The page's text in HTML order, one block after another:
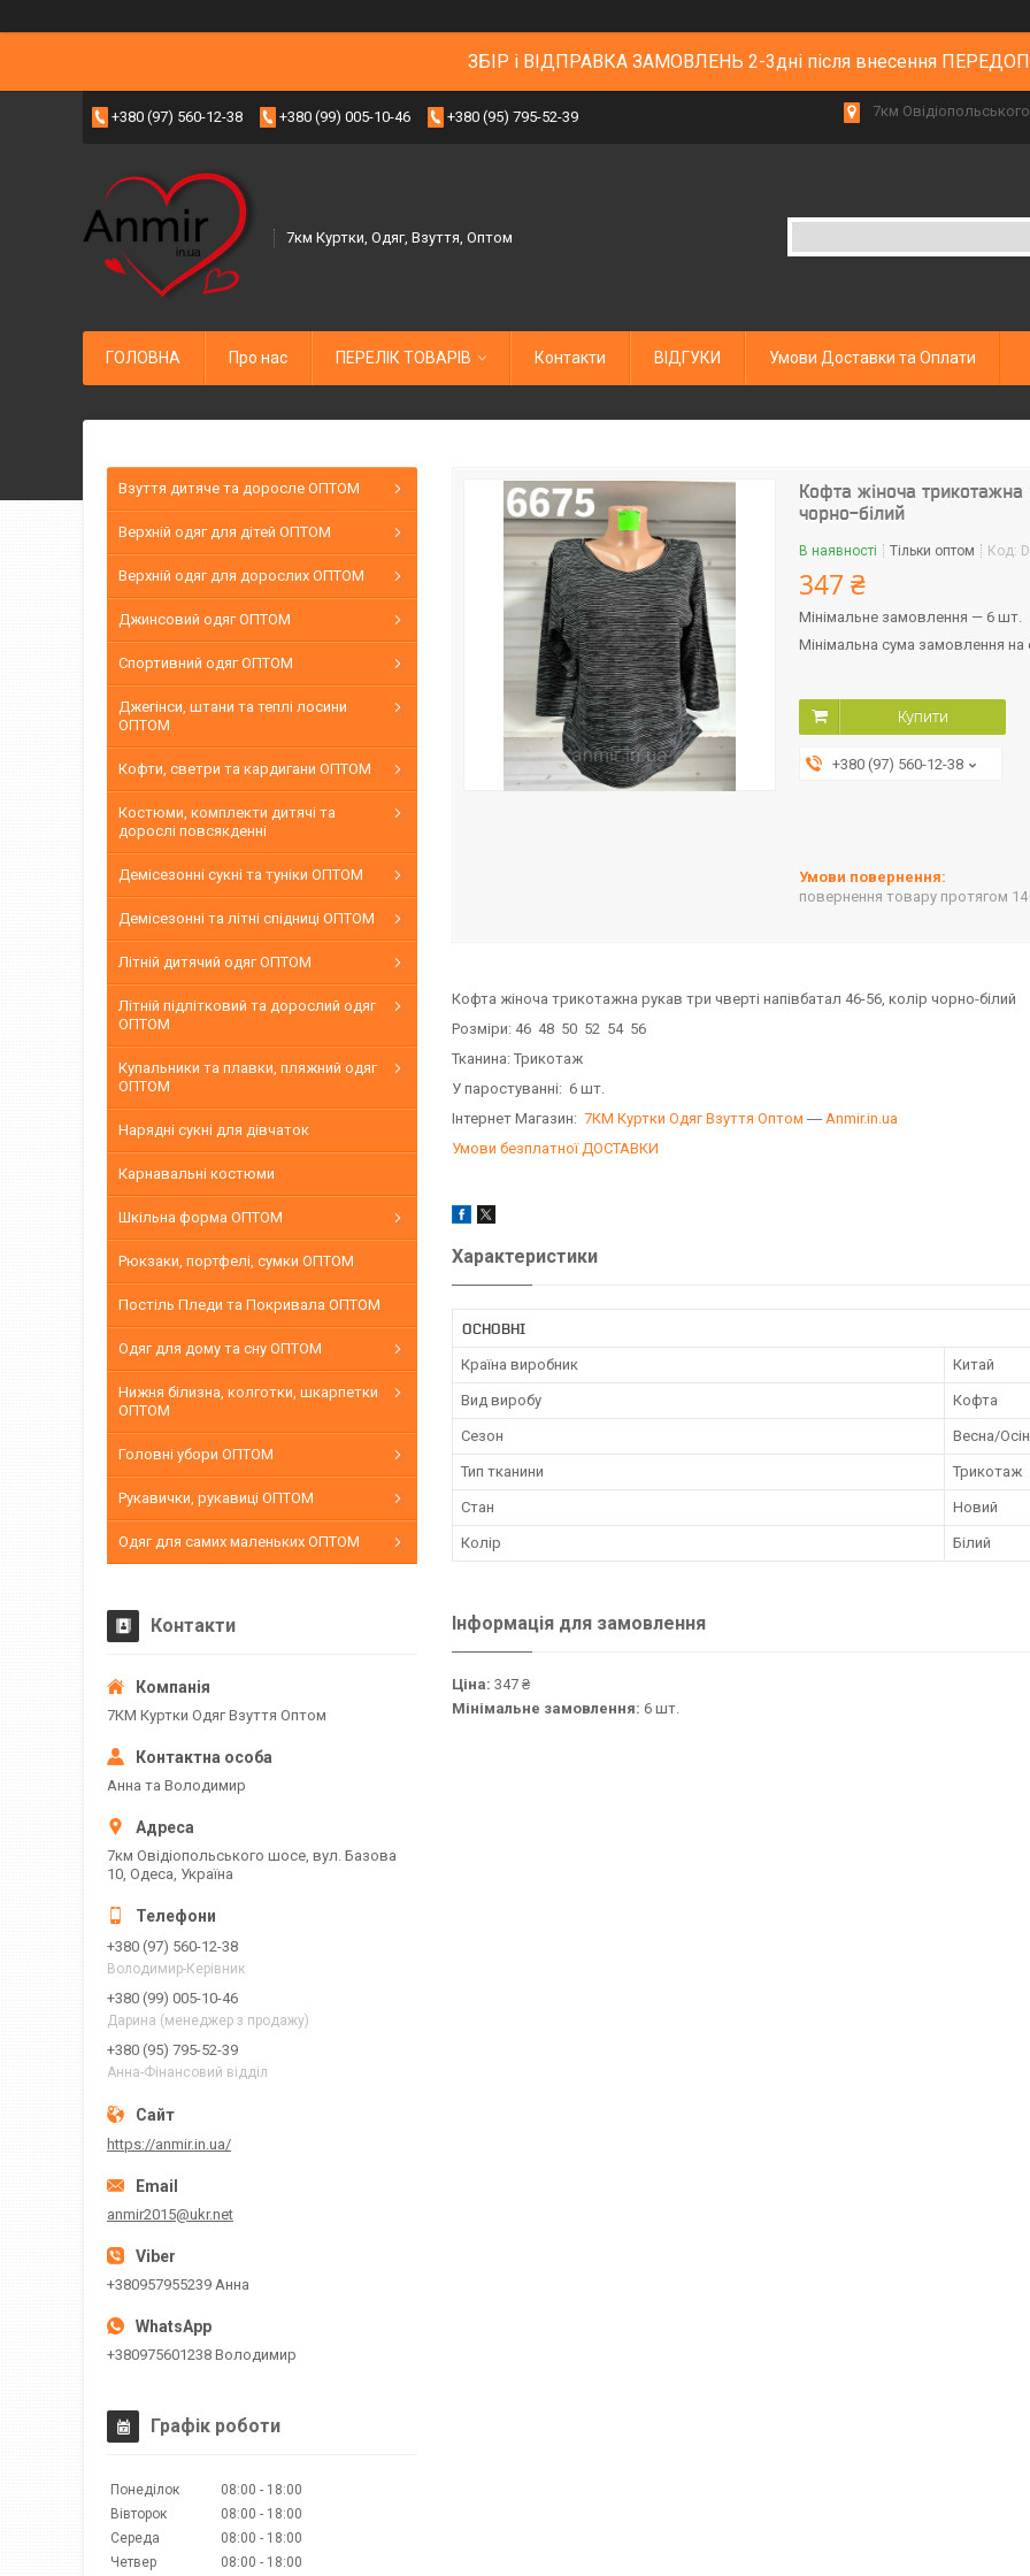
ЗБІР і ВІДПРАВКА ЗАМОВЛЕНЬ 2-3дні після внесення
+380 (97) 560-12-38 +380 (99) 005-10-46 +380 (95) 795-52-39 7км
7км Куртки, Одяг, Взуття, Оптом
ГОЛОВНА Про нас ПЕРЕЛІК ТОВАРІВ Контакти ВІДГУКИ Умови Доставки та Оплати
Кофта жіноча трикотажна
чорно-білий
В наявності Тільки оптом Код:
347 ₴
Мінімальне замовлення — 6 шт.
Мінімальна сума замовлення на
Купити
+380 (97) 560-12-38
повернення товару протягом
Кофта жіноча трикотажна рукав три чверті напівбатал 46-56, колір чорно-білий
Розміри: 46 48 50 52 54 56
Тканина: Трикотаж
У паростуванні: 6 шт.
Інтернет Магазин: 7КМ Куртки Одяг Взуття Оптом ― Anmir.in.ua
Умови безплатної ДОСТАВКИ
Характеристики
ОСНОВНІ
Країна виробник Китай
Вид виробу Кофта
Сезон Весна/
Тип тканини Трикотаж
Стан Новий
Колір Білий
Інформація для замовлення
Ціна: 347 ₴
Мінімальне замовлення: 6 шт.
Взуття дитяче та доросле ОПТОМ
Верхній одяг для дітей ОПТОМ
Верхній одяг для дорослих ОПТОМ
Джинсовий одяг ОПТОМ
Спортивний одяг ОПТОМ
Джегінси, штани та теплі лосини
ОПТОМ
Кофти, светри та кардигани ОПТОМ
Костюми, комплекти дитячі та
дорослі повсякденні
Демісезонні сукні та туніки ОПТОМ
Демісезонні та літні спідниці ОПТОМ
Літній дитячий одяг ОПТОМ
Літній підлітковий та дорослий одяг
ОПТОМ
Купальники та плавки, пляжний одяг
ОПТОМ
Нарядні сукні для дівчаток
Карнавальні костюми
Шкільна форма ОПТОМ
Рюкзаки, портфелі, сумки ОПТОМ
Постіль Пледи та Покривала ОПТОМ
Одяг для дому та сну ОПТОМ
Нижня білизна, колготки, шкарпетки
ОПТОМ
Головні убори ОПТОМ
Рукавички, рукавиці ОПТОМ
Одяг для самих маленьких ОПТОМ
Контакти
7КМ Куртки Одяг Взуття Оптом
Анна та Володимир
7км Овідіопольського шосе, вул. Базова
10, Одеса, Україна
+380 (97) 560-12-38
Володимир-Керівник
+380 (99) 005-10-46
Дарина (менеджер з продажу)
+380 (95) 795-52-39
Анна-Фінансовий відділ
https://anmir.in.ua/
anmir2015@ukr.net
+380957955239 Анна
+380975601238 Володимир
Графік роботи
Понеділок 08:00
18:00
Вівторок
08:00
18:00
Середа
08:00
18:00
Четвер
08:00 18:00